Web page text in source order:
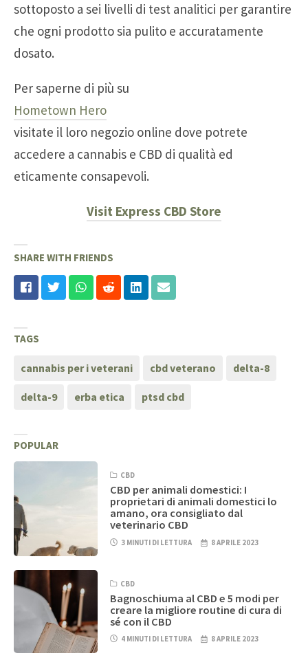
sottoposto a sei livelli di test analitici per garantire
che ogni prodotto sia pulito e accuratamente
dosato.
Per saperne di più su
Hometown Hero
visitate il loro negozio online dove potrete
accedere a cannabis e CBD di qualità ed
eticamente consapevoli.
Visit Express CBD Store
SHARE WITH FRIENDS
TAGS
cannabis per i veterani cbd veterano delta-8
delta-9 erba etica ptsd cbd
POPULAR
CBD
CBD per animali domestici: I
proprietari di animali domestici lo
amano, ora consigliato dal
veterinario CBD
3 MINUTI DI LETTURA 8 APRILE 2023
CBD
Bagnoschiuma al CBD e 5 modi per
creare la migliore routine di cura di
sé con il CBD
4 MINUTI DI LETTURA 8 APRILE 2023